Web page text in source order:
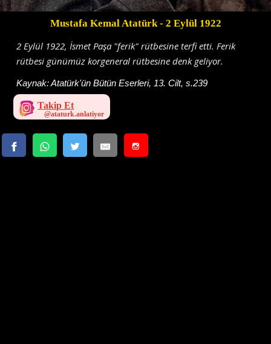
Mustafa Kemal Atatürk- 2 Eylül 1922
2 Eylül 1922, İsmet Paşa "ferik" rütbesine terfi etti. Ferik
rütbesi günümüz korgeneral rütbesine denk geliyor.
Kaynak:Atatürk'ün Bütün Eserleri, 13. Cilt, s.239
Takip Et